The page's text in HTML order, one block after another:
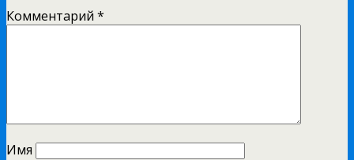
Комментарий *
Имя